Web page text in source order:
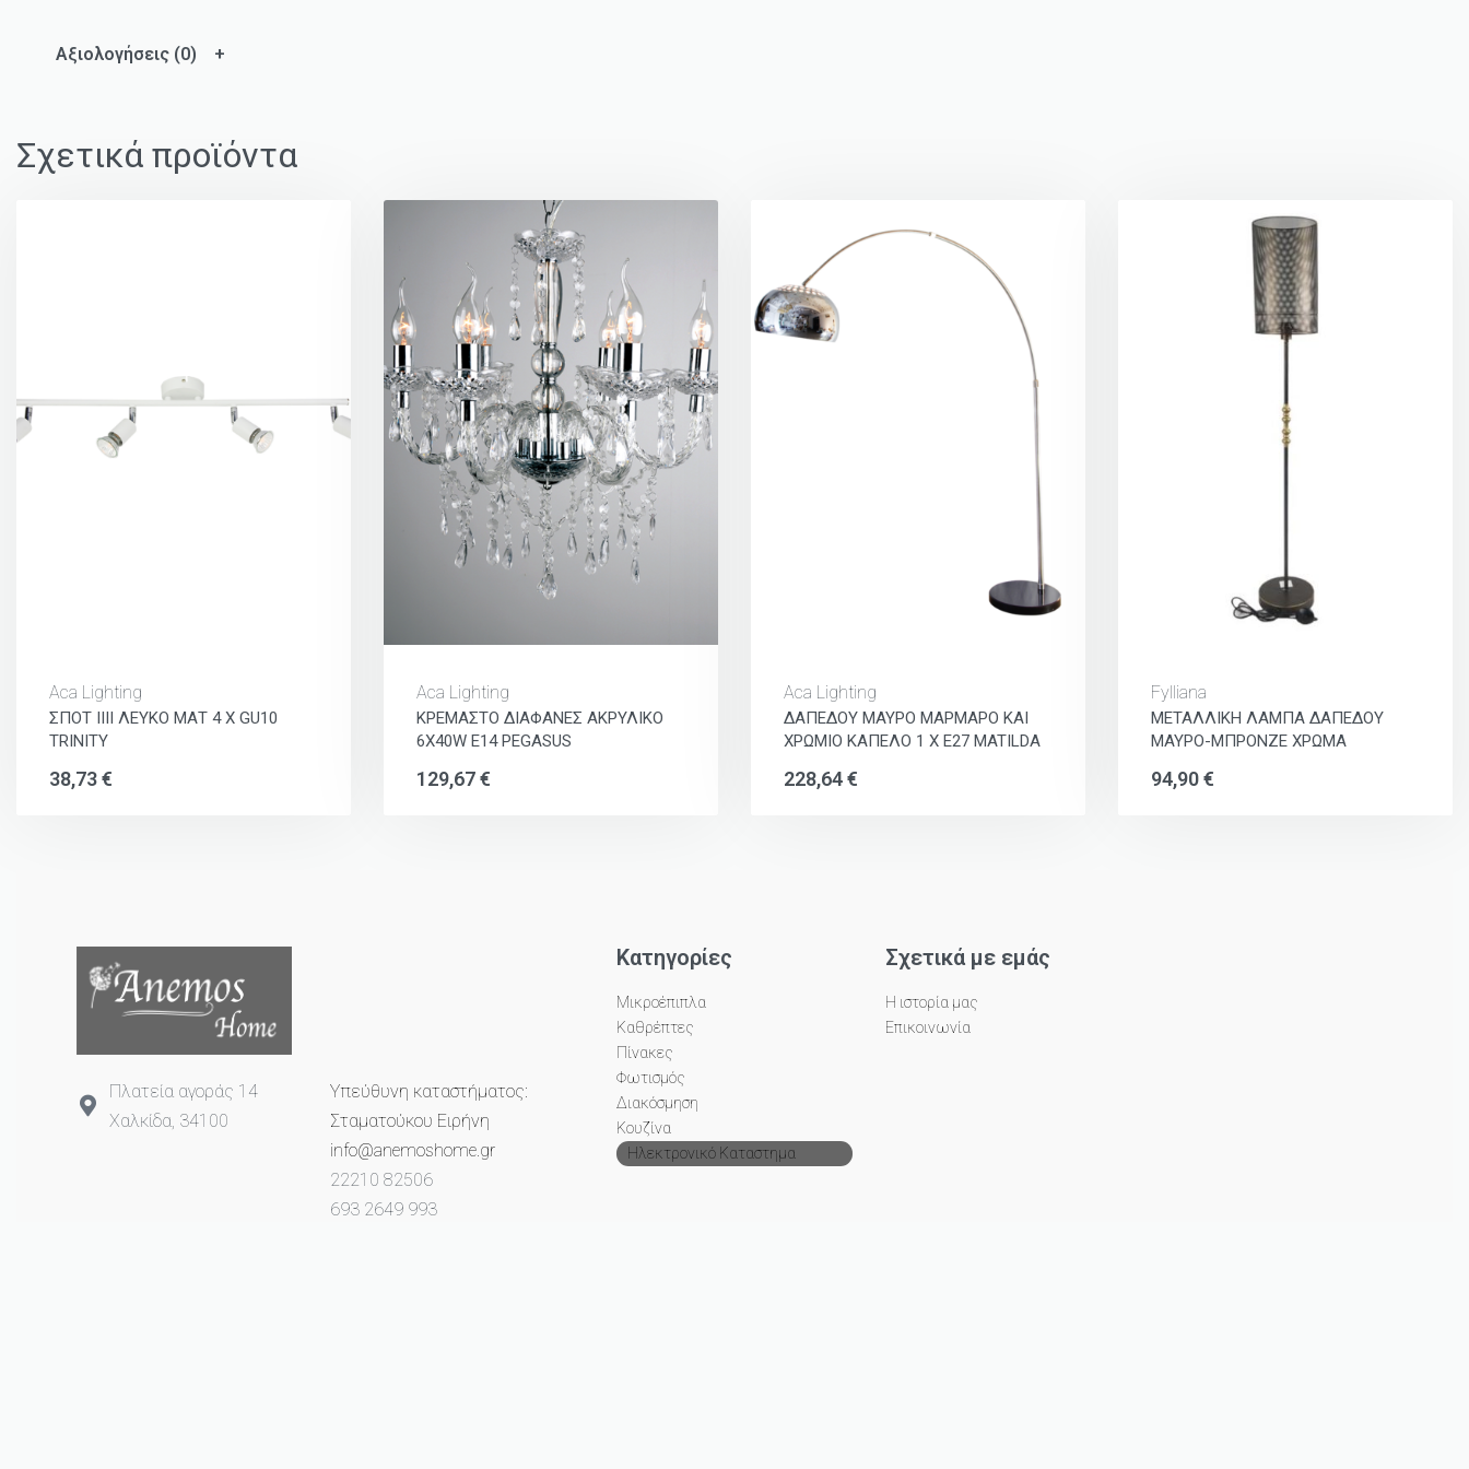
Αξιολογήσεις (0)
Σχετικά προϊόντα
Aca Lighting
ΣΠΟΤ ΙΙΙΙ ΛΕΥΚΟ ΜΑΤ 4 Χ GU10
TRINITY
38,73€
Aca Lighting
ΚΡΕΜΑΣΤΟ ΔΙΑΦΑΝΕΣ ΑΚΡΥΛΙΚΟ
6X40W E14 PEGASUS
129,67€
Aca Lighting
ΔΑΠΕΔΟΥ ΜΑΥΡΟ ΜΑΡΜΑΡΟ ΚΑΙ
ΧΡΩΜΙΟ ΚΑΠΕΛΟ 1 Χ Ε27 MATILDA
228,64€
Fylliana
ΜΕΤΑΛΛΙΚΗ ΛΑΜΠΑ ΔΑΠΕΔΟΥ
ΜΑΥΡΟ-ΜΠΡΟΝΖΕ ΧΡΩΜΑ
94,90€
Πλατεία αγοράς 14
Χαλκίδα, 34100
Υπεύθυνη καταστήματος:
Σταματούκου Ειρήνη
info@anemoshome.gr
22210 82506
693 2649 993
Κατηγορίες
Μικροέπιπλα
Καθρέπτες
Πίνακες
Φωτισμός
Διακόσμηση
Κουζίνα
Ηλεκτρονικό Καταστημα
Σχετικά με εμάς
Η ιστορία μας
Επικοινωνία